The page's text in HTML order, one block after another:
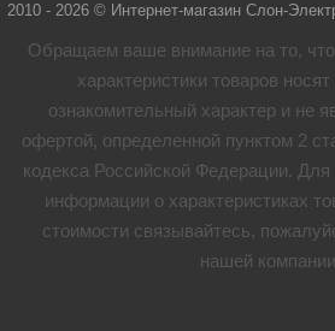
2010 - 2026 © Интернет-магазин Слон-
Обращаем ваше внимание на то,
характеристики товaров
ознакомительный характер и не
офертой, определенной пунктом 2
кодекса Российской Федерации.
информации о характеристиках
стоимости связывайтесь,
нашей